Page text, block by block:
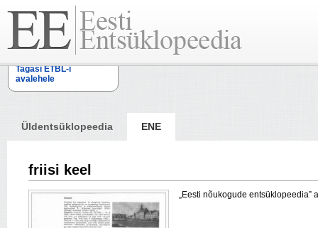
Tagasi ETBL-i
avalehele
Üldentsüklopeedia ENE
friisi keel
„Eesti nõukogude entsüklopeedia”